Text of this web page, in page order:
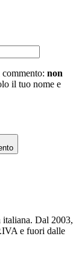
non
il tuo nome e
italiana. Dal 2003,
e fuori dalle